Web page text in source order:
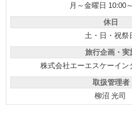
月～金曜日 10:00
休日
土・日・祝祭
旅行企画・実
株式会社エーエスケーイン
取扱管理者
柳沼 光司